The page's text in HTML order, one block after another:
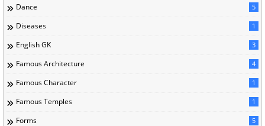
Dance 5
Diseases 1
English GK 3
Famous Architecture 4
Famous Character 1
Famous Temples 1
Forms 5